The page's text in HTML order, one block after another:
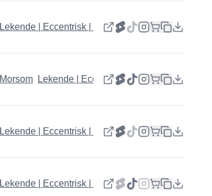
Lekende | Eccentrisk | Glad
Morsom Lekende | Eccentrisk | Glad
Lekende | Eccentrisk | Glad
Lekende | Eccentrisk | Glad Morsom